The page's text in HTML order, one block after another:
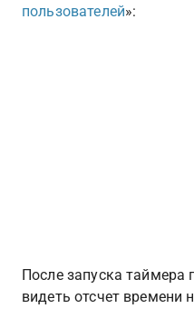
пользователей»:
После запуска таймера
видеть отсчет времени